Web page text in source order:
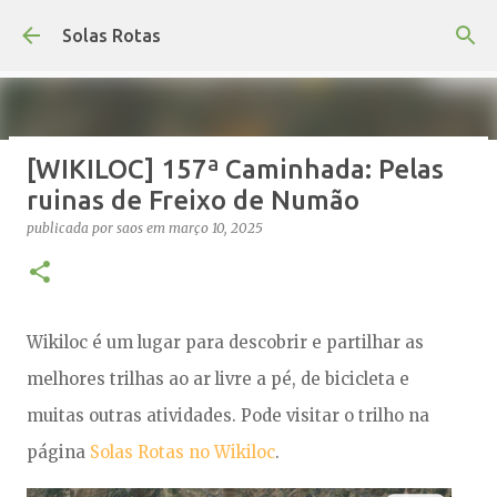
Avançar para o conteúdo principal
Solas Rotas
Os Solas Rotas estão de férias
publicada porsaos emjulho 03, 2026
[WIKILOC] 157ª Caminhada: Pelas
ruinas de Freixo de Numão
publicada por saos em março 10, 2025
Wikiloc é um lugar para descobrir e partilhar as
melhores trilhas ao ar livre a pé, de bicicleta e
muitas outras atividades. Pode visitar o trilho na
página Solas Rotas no Wikiloc.